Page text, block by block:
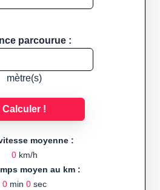
parcourue :
mètre(s)
Calculer !
moyenne :
0km/h
moyen au km :
0min 0sec